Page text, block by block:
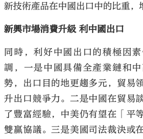
新技術產品在中國出口中的比重，
新興市場消費升級 利中國出口
同時，利好中國出口的積極因
調，一是中國具備全產業鏈和
勢，出口目的地更趨多元，貿易
升出口競爭力。二是中國在貿易
了豐富經驗，中美仍有望在「平
雙贏協議。三是美國司法裁決或